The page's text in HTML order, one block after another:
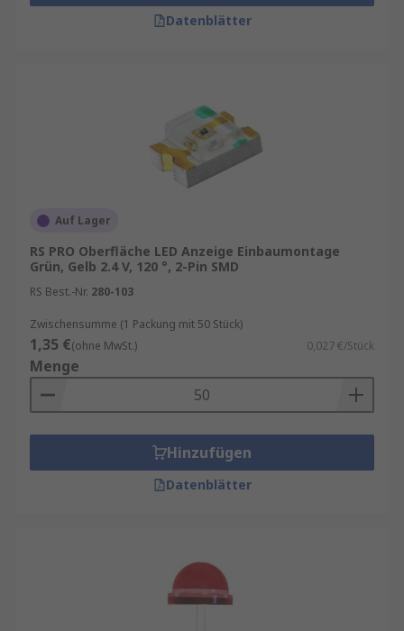
Datenblätter
Auf Lager
RS PRO Oberfläche LED Anzeige Einbaumontage
Grün, Gelb 2.4 V, 120 °, 2-Pin SMD
RS Best.-Nr. 280-103
Zwischensumme (1 Packung mit 50 Stück)
1,35 €(ohne MwSt.) 0,027 €/Stück
Menge
Hinzufügen
Datenblätter